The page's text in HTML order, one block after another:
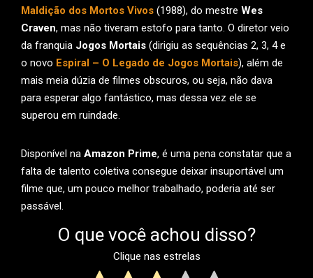
Maldição dos Mortos Vivos (1988), do mestre Wes
Craven, mas não tiveram estofo para tanto. O diretor veio
da franquia Jogos Mortais (dirigiu as sequências 2, 3, 4 e
o novo Espiral – O Legado de Jogos Mortais), além de
mais meia dúzia de filmes obscuros, ou seja, não dava
para esperar algo fantástico, mas dessa vez ele se
superou em ruindade.
Disponível na Amazon Prime, é uma pena constatar que a
falta de talento coletiva consegue deixar insuportável um
filme que, um pouco melhor trabalhado, poderia até ser
passável.
O que você achou disso?
Clique nas estrelas